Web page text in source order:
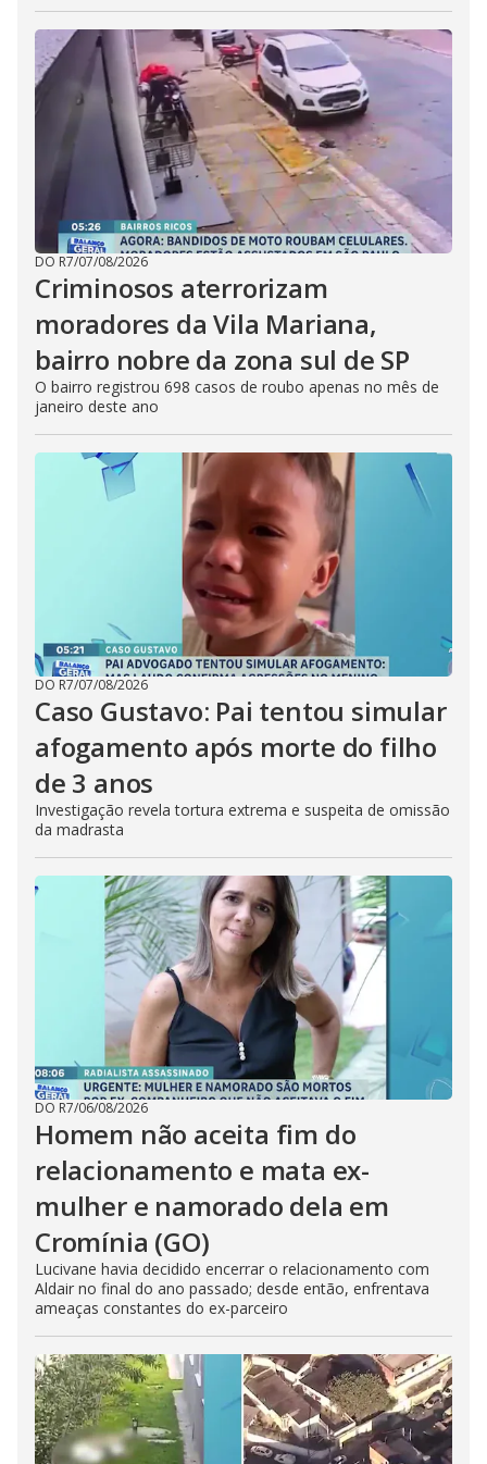
DO R7/07/08/2026
Criminosos aterrorizam
moradores da Vila Mariana,
bairro nobre da zona sul de SP
O bairro registrou 698 casos de roubo apenas no mês de
janeiro deste ano
DO R7/07/08/2026
Caso Gustavo: Pai tentou simular
afogamento após morte do filho
de 3 anos
Investigação revela tortura extrema e suspeita de omissão
da madrasta
DO R7/06/08/2026
Homem não aceita fim do
relacionamento e mata ex-
mulher e namorado dela em
Cromínia (GO)
Lucivane havia decidido encerrar o relacionamento com
Aldair no final do ano passado; desde então, enfrentava
ameaças constantes do ex-parceiro